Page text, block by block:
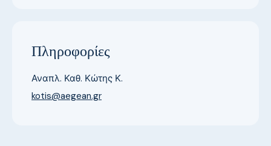
Πληροφορίες
Αναπλ. Καθ. Κώτης Κ.
kotis@aegean.gr